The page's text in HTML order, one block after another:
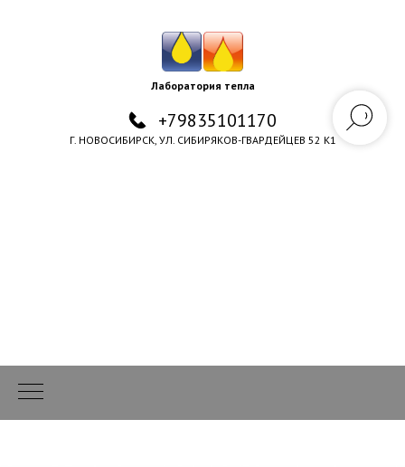
Лаборатория тепла
+79835101170
Г. НОВОСИБИРСК, УЛ. СИБИРЯКОВ-ГВАРДЕЙЦЕВ 52 К1